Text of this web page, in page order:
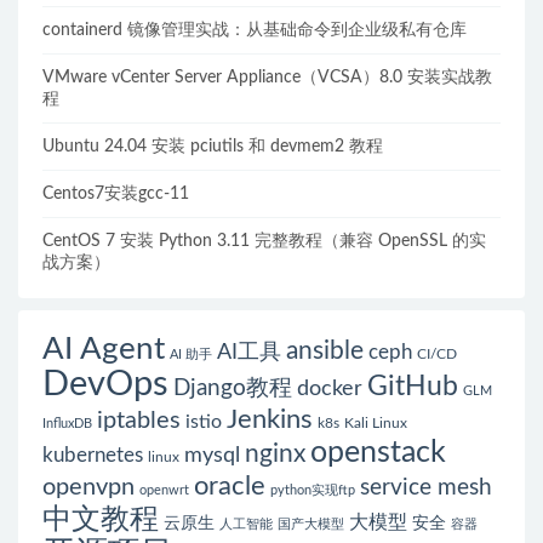
containerd 镜像管理实战：从基础命令到企业级私有仓库
VMware vCenter Server Appliance（VCSA）8.0 安装实战教
程
Ubuntu 24.04 安装 pciutils 和 devmem2 教程
Centos7安装gcc-11
CentOS 7 安装 Python 3.11 完整教程（兼容 OpenSSL 的实
战方案）
AI Agent AI 助手 AI工具 ansible ceph CI/CD
DevOps Django教程 docker GitHub GLM
InfluxDB iptables istio Jenkins k8s Kali Linux
kubernetes linux mysql nginx openstack
openvpn openwrt oracle python实现ftp service mesh
中文教程 云原生 人工智能 国产大模型 大模型 安全 容器